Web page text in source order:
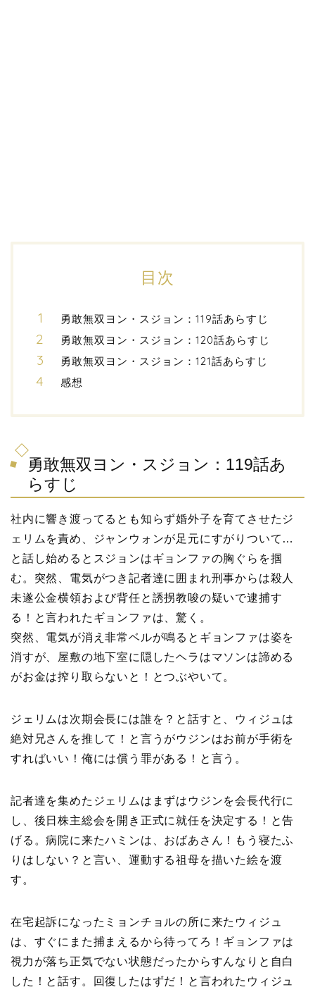
目次
勇敢無双ヨン・スジョン：119話あらすじ
勇敢無双ヨン・スジョン：120話あらすじ
勇敢無双ヨン・スジョン：121話あらすじ
感想
勇敢無双ヨン・スジョン：119話あ
らすじ
社内に響き渡ってるとも知らず婚外子を育てさせたジ
ェリムを責め、ジャンウォンが足元にすがりついて…
と話し始めるとスジョンはギョンファの胸ぐらを掴
む。突然、電気がつき記者達に囲まれ刑事からは殺人
未遂公金横領および背任と誘拐教唆の疑いで逮捕す
る！と言われたギョンファは、驚く。
突然、電気が消え非常ベルが鳴るとギョンファは姿を
消すが、屋敷の地下室に隠したヘラはマソンは諦める
がお金は搾り取らないと！とつぶやいて。
ジェリムは次期会長には誰を？と話すと、ウィジュは
絶対兄さんを推して！と言うがウジンはお前が手術を
すればいい！俺には償う罪がある！と言う。
記者達を集めたジェリムはまずはウジンを会長代行に
し、後日株主総会を開き正式に就任を決定する！と告
げる。病院に来たハミンは、おばあさん！もう寝たふ
りはしない？と言い、運動する祖母を描いた絵を渡
す。
在宅起訴になったミョンチョルの所に来たウィジュ
は、すぐにまた捕まえるから待ってろ！ギョンファは
視力が落ち正気でない状態だったからすんなりと自白
した！と話す。回復したはずだ！と言われたウィジュ